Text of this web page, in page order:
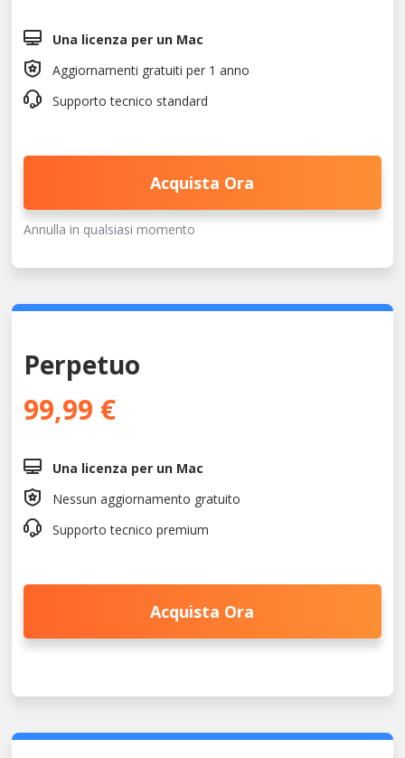
 Una licenza per un Mac
 Aggiornamenti gratuiti per 1 anno
 Supporto tecnico standard
Acquista Ora
Annulla in qualsiasi momento
Perpetuo
99,99 €
 Una licenza per un Mac
 Nessun aggiornamento gratuito
 Supporto tecnico premium
Acquista Ora